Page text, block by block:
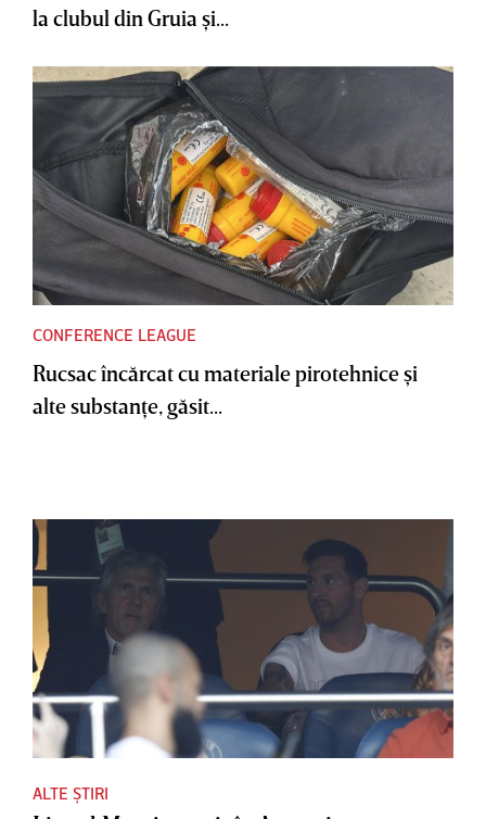
la clubul din Gruia şi...
CONFERENCE LEAGUE
Rucsac încărcat cu materiale pirotehnice şi
alte substanţe, găsit...
ALTE ȘTIRI